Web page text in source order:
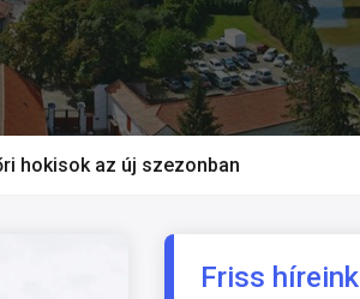
hokisok az új szezonban
Friss híreink